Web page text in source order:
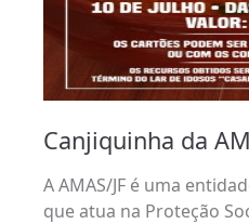
Canjiquinha da
A AMAS/JF é uma
que atua na Proteção